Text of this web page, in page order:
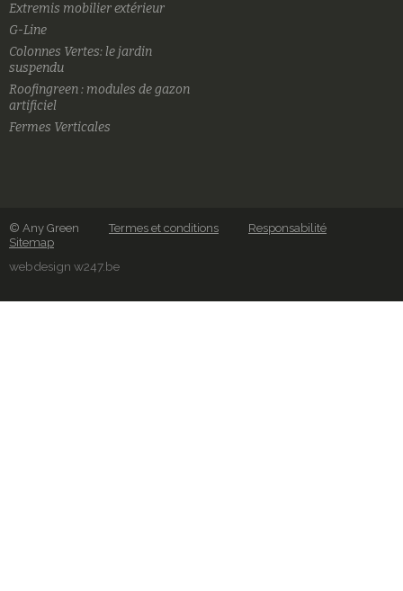
Extremis mobilier extérieur
G-Line
Colonnes Vertes: le jardin
suspendu
Roofingreen : modules de gazon
artificiel
Fermes Verticales
© Any Green Termes et conditions
Responsabilité
Sitemap
webdesign w247.be